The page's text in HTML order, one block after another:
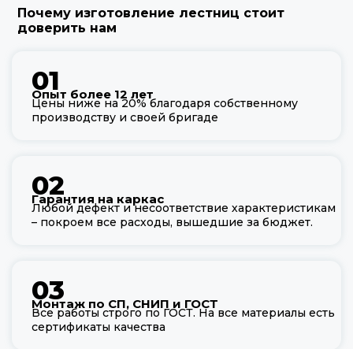
Почему изготовление лестниц стоит
доверить нам
01
Опыт более 12 лет
Цены ниже на 20% благодаря собственному
производству и своей бригаде
02
Гарантия на каркас
Любой дефект и несоответствие характеристикам
– покроем все расходы, вышедшие за бюджет.
03
Монтаж по СП, СНИП и ГОСТ
Все работы строго по ГОСТ. На все материалы есть
сертификаты качества